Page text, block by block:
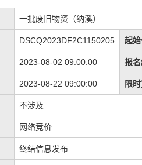
一批废旧物资（纳溪）
DSCQ2023DF2C1150205 起
2023-08-02 09:00:00 报
2023-08-22 09:00:00 限
不涉及
网络竞价
终结信息发布